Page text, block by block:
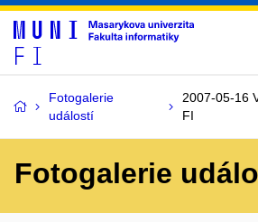
Fotogalerie
událostí
2007-05-16
FI
Fotogalerie